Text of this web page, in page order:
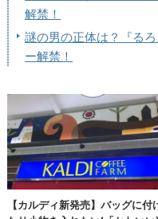
解禁！
謎の男の正体は？『る
ー解禁！